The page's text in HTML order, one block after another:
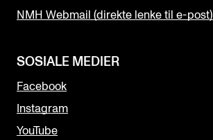
NMH Webmail (direkte lenke til e-post)
SOSIALE MEDIER
Facebook
Instagram
YouTube